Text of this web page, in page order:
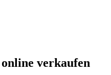
verkaufen